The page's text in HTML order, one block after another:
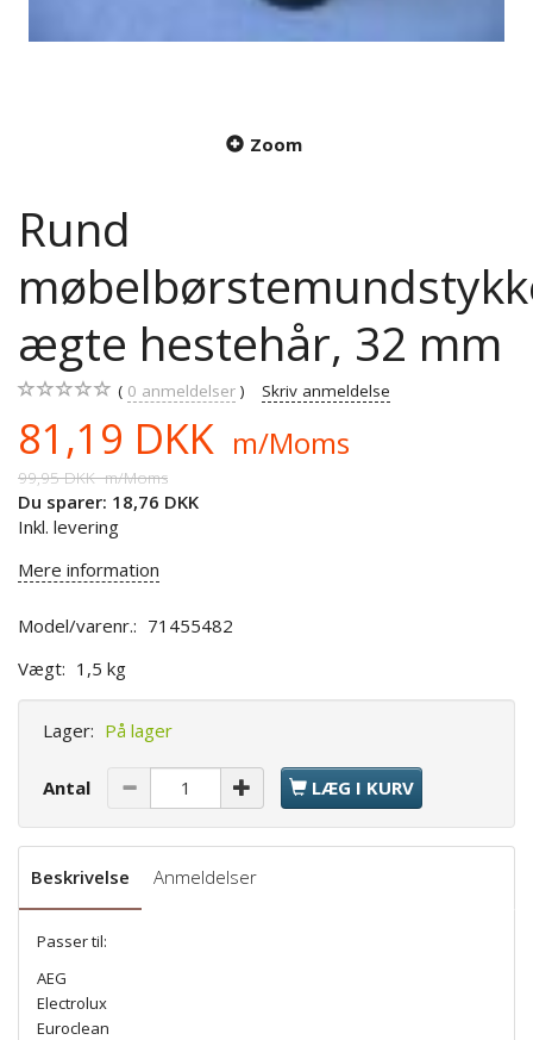
Zoom
Rund
ægte hestehår, 32 mm
0 anmeldelser Skriv anmeldelse
81,19 DKK m/Moms
99,95 DKKm/Moms
Du sparer: 18,76 DKK
Inkl. levering
Mere information
Model/varenr.: 71455482
Vægt: 1,5 kg
Lager: På lager
Antal LÆG I KURV
Beskrivelse Anmeldelser
Passer til:
AEG
Electrolux
Euroclean